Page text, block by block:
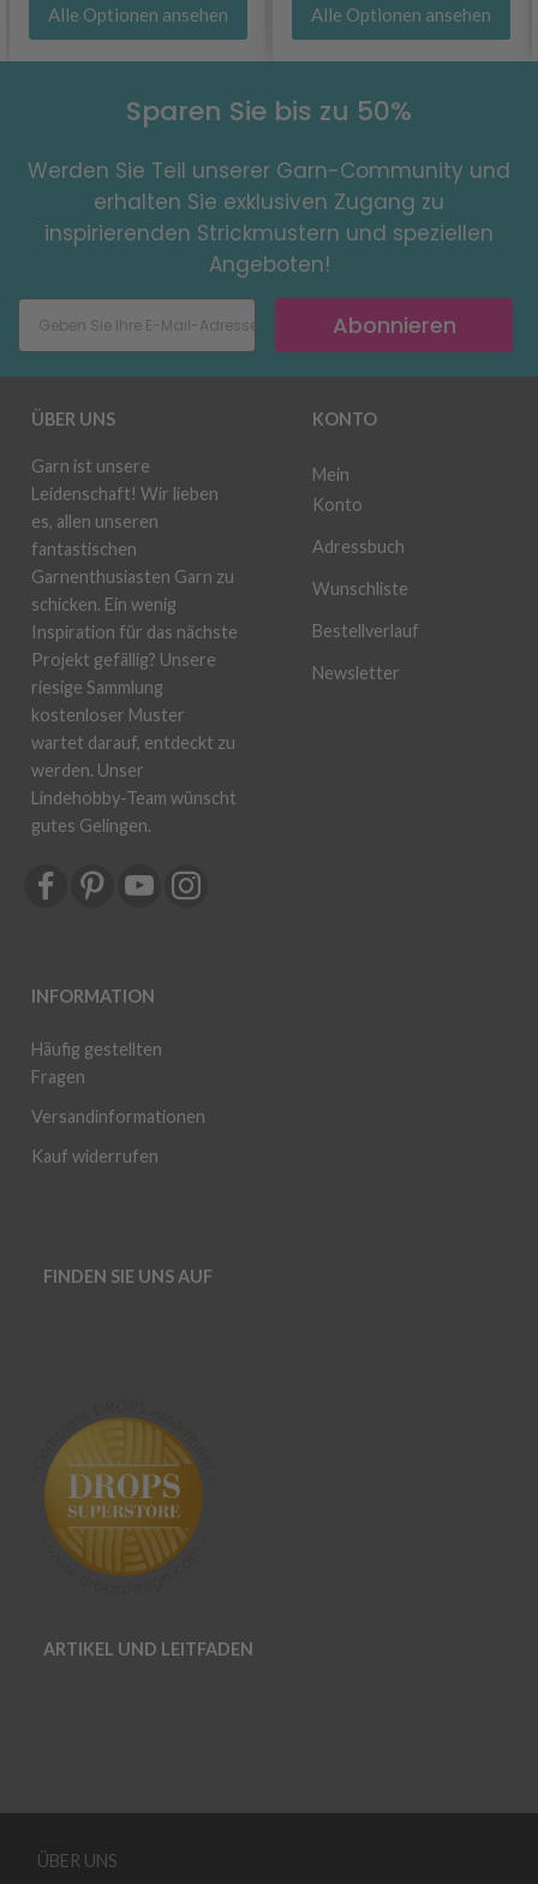
Alle Optionen ansehen Alle Optionen ansehen
Sparen Sie bis zu 50%
Werden Sie Teil unserer Garn-Community und
erhalten Sie exklusiven Zugang zu
inspirierenden Strickmustern und speziellen
Angeboten!
Abonnieren
ÜBER UNS
Garn ist unsere
Leidenschaft! Wir lieben
es, allen unseren
fantastischen
Garnenthusiasten Garn zu
schicken. Ein wenig
Inspiration für das nächste
Projekt gefällig? Unsere
riesige Sammlung
kostenloser Muster
wartet darauf, entdeckt zu
werden. Unser
Lindehobby-Team wünscht
gutes Gelingen.
INFORMATION
Häufig gestellten
Fragen
Versandinformationen
Kauf widerrufen
KONTO
Mein
Konto
Adressbuch
Wunschliste
Bestellverlauf
Newsletter
FINDEN SIE UNS AUF
ARTIKEL UND LEITFADEN
ÜBER UNS